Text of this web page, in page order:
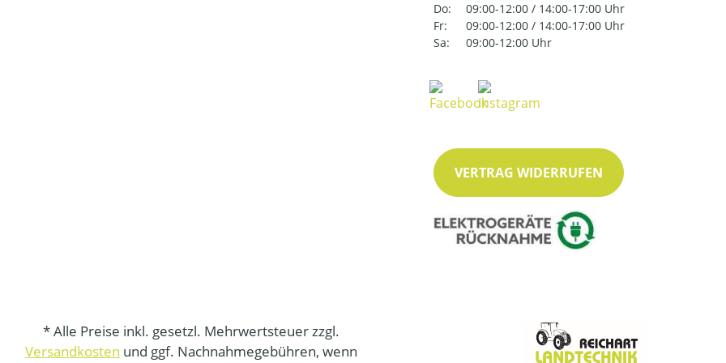
Do:
09:00-12:00 / 14:00-17:00 Uhr
Fr:
09:00-12:00 / 14:00-17:00 Uhr
Sa:
09:00-12:00 Uhr
VERTRAG WIDERRUFEN
* Alle Preise inkl. gesetzl. Mehrwertsteuer zzgl.
Versandkosten und ggf. Nachnahmegebühren, wenn